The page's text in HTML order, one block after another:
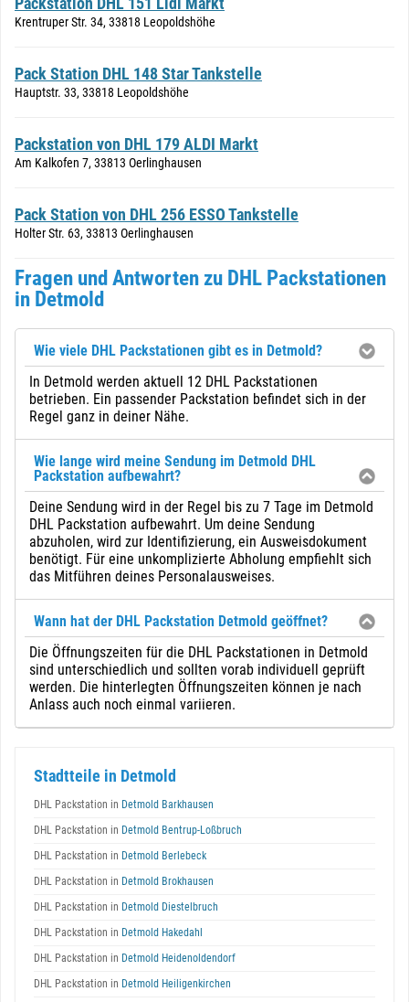
Krentruper Str. 34, 33818 Leopoldshöhe
Pack Station DHL 148 Star Tankstelle
Hauptstr. 33, 33818 Leopoldshöhe
Packstation von DHL 179 ALDI Markt
Am Kalkofen 7, 33813 Oerlinghausen
Pack Station von DHL 256 ESSO Tankstelle
Holter Str. 63, 33813 Oerlinghausen
Fragen und Antworten zu DHL Packstationen
in Detmold
Wie viele DHL Packstationen gibt es in Detmold?
In Detmold werden aktuell 12 DHL Packstationen
betrieben. Ein passender Packstation befindet sich in der
Regel ganz in deiner Nähe.
Wie lange wird meine Sendung im Detmold DHL
Packstation aufbewahrt?
Deine Sendung wird in der Regel bis zu 7 Tage im Detmold
DHL Packstation aufbewahrt. Um deine Sendung
abzuholen, wird zur Identifizierung, ein Ausweisdokument
benötigt. Für eine unkomplizierte Abholung empfiehlt sich
das Mitführen deines Personalausweises.
Wann hat der DHL Packstation Detmold geöffnet?
Die Öffnungszeiten für die DHL Packstationen in Detmold
sind unterschiedlich und sollten vorab individuell geprüft
werden. Die hinterlegten Öffnungszeiten können je nach
Anlass auch noch einmal variieren.
Stadtteile in Detmold
DHL Packstation in Detmold Barkhausen
DHL Packstation in Detmold Bentrup-Loßbruch
DHL Packstation in Detmold Berlebeck
DHL Packstation in Detmold Brokhausen
DHL Packstation in Detmold Diestelbruch
DHL Packstation in Detmold Hakedahl
DHL Packstation in Detmold Heidenoldendorf
DHL Packstation in Detmold Heiligenkirchen